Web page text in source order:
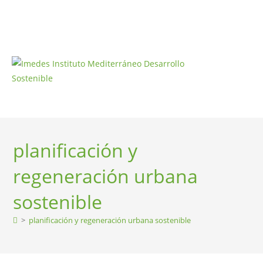
planificación y
regeneración urbana
sostenible
> planificación y regeneración urbana sostenible